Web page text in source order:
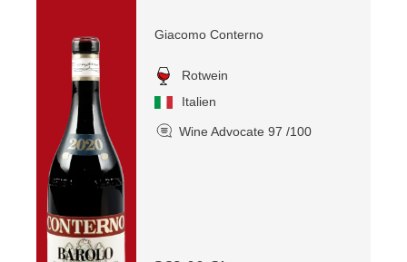
Giacomo Conterno
Rotwein
Italien
Wine Advocate 97 /100